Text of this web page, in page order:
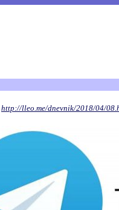
http://lleo.me/dnevnik/2018/04/